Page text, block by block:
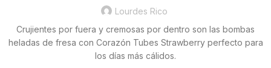
Lourdes Rico
Crujientes por fuera y cremosas por dentro son las bombas
heladas de fresa con Corazón Tubes Strawberry perfecto para
los días más cálidos.